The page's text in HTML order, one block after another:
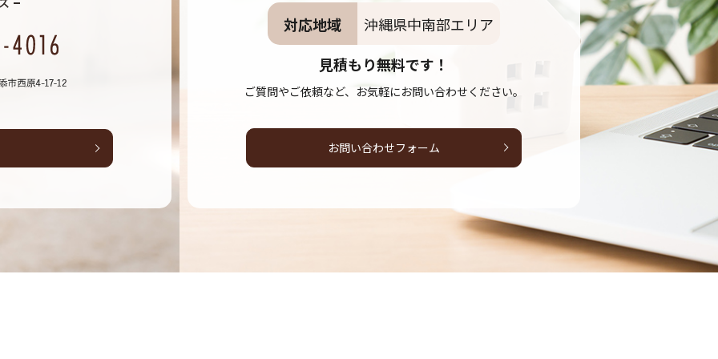
対応地域
沖縄県中南部エリア
見積もり無料です！
ご質問やご依頼など、お気軽にお問い合わせください。
お問い合わせフォーム